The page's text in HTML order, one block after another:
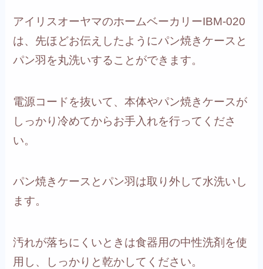
アイリスオーヤマのホームベーカリーIBM-020
は、 先ほどお伝えしたようにパン焼きケースと
パン羽を丸洗いすることができます。
電源コードを抜いて、本体やパン焼きケースが
しっかり冷めてからお手入れを行ってくださ
い。
パン焼きケースとパン羽は取り外して水洗いし
ます。
汚れが落ちにくいときは食器用の中性洗剤を使
用し、しっかりと乾かしてください。